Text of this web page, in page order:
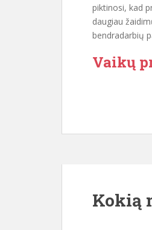
piktinosi, kad
daugiau
bendradarbių
Vaikų
Kokią